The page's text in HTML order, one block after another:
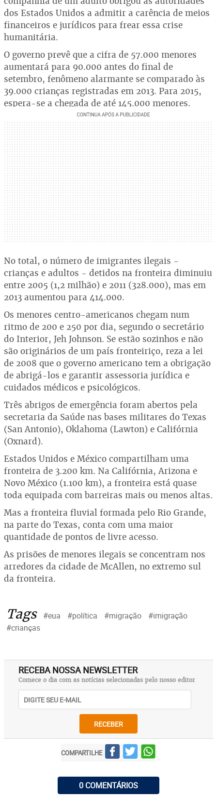
dos Estados Unidos a admitir a carência de meios
financeiros e jurídicos para frear essa crise
humanitária.
O governo prevê que a cifra de 57.000 menores
aumentará para 90.000 antes do final de
setembro, fenômeno alarmante se comparado às
39.000 crianças registradas em 2013. Para 2015,
espera-se a chegada de até 145.000 menores.
No total, o número de imigrantes ilegais -
crianças e adultos - detidos na fronteira diminuiu
entre 2005 (1,2 milhão) e 2011 (328.000), mas em
2013 aumentou para 414.000.
Os menores centro-americanos chegam num
ritmo de 200 e 250 por dia, segundo o secretário
do Interior, Jeh Johnson. Se estão sozinhos e não
são originários de um país fronteiriço, reza a lei
de 2008 que o governo americano tem a obrigação
de abrigá-los e garantir assessoria jurídica e
cuidados médicos e psicológicos.
Três abrigos de emergência foram abertos pela
secretaria da Saúde nas bases militares do Texas
(San Antonio), Oklahoma (Lawton) e Califórnia
(Oxnard).
Estados Unidos e México compartilham uma
fronteira de 3.200 km. Na Califórnia, Arizona e
Novo México (1.100 km), a fronteira está quase
toda equipada com barreiras mais ou menos altas.
Mas a fronteira fluvial formada pelo Rio Grande,
na parte do Texas, conta com uma maior
quantidade de pontos de livre acesso.
As prisões de menores ilegais se concentram nos
arredores da cidade de McAllen, no extremo sul
da fronteira.
Tags #eua #política #migração
#imigração
#crianças
RECEBA NOSSA NEWSLETTER
Comece o dia com as notícias selecionadas pelo nosso editor
RECEBER
COMPARTILHE
0 COMENTÁRIOS